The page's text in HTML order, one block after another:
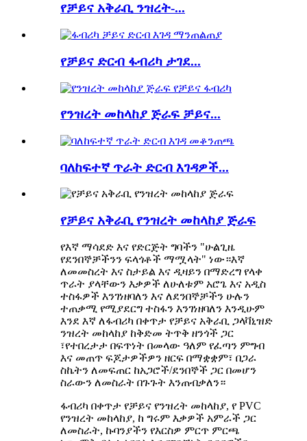
የቻይና አቅራቢ ንዝረት-...
የቻይና ድርብ ፋብሪካ ታገደ...
የንዝረት መከላከያ ጅራፍ ቻይና...
ባለከፍተኛ ጥራት ድርብ እገዳዎች...
የቻይና አቅራቢ የንዝረት መከላከያ ጅራፍ
የእኛ ማሳደድ እና የድርጅት ግባችን "ሁልጊዜ
የደንበኞቻችንን ፍላጎቶች ማሟላት" ነው።እኛ
ለመመስረት እና ስታይል እና ዲዛይን በማድረግ የላቀ
ጥራት ያላቸውን እቃዎች ለሁለቱም አሮጌ እና አዲስ
ተስፋዎች እንገነዘባለን እና ለደንበኞቻችን ሁሉን
ተጠቃሚ የሚያደርግ ተስፋን እንገነዘባለን እንዲሁም
እንደ እኛ ለፋብሪካ በቀጥታ የቻይና አቅራቢ ጋላቫኒዝድ
ንዝረት መከላከያ ከቅድመ ትጥቅ ዘንጎች ጋር
፣የተበረታታ በፍጥነት በመላው ዓለም የፈጣን ምግብ
እና መጠጥ ፍጆታዎችዎን ዘርፍ በማቋቋም፣ በጋራ
ስኬትን ለመፍጠር ከአጋሮች/ደንበኞች ጋር በመሆን
ስራውን ለመስራት በጉጉት እንጠብቃለን።
ፋብሪካ በቀጥታ የቻይና የንዝረት መከላከያ, የ PVC
የንዝረት መከላከያ, ከ ግሩም እቃዎች አምራች ጋር
ለመስራት, ኩባንያችን የእርስዎ ምርጥ ምርጫ